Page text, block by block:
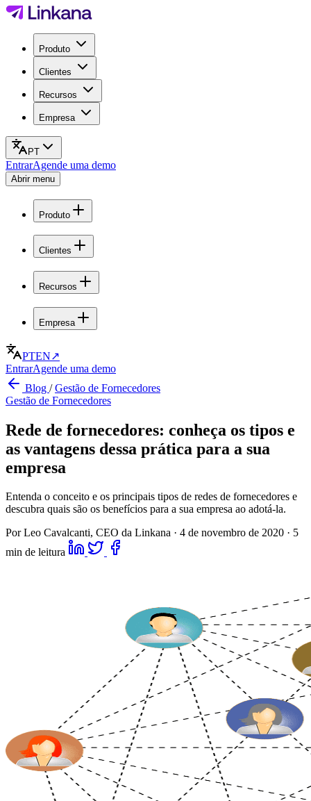
Produto
Clientes
Recursos
Empresa
PT
EntrarAgende uma demo
Abrir menu
Produto
Clientes
Recursos
Empresa
PTEN↗
EntrarAgende uma demo
Blog /Gestão de Fornecedores
Gestão de Fornecedores
Rede de fornecedores: conheça os tipos e
as vantagens dessa prática para a sua
empresa
Entenda o conceito e os principais tipos de redes de fornecedores e
descubra quais são os benefícios para a sua empresa ao adotá-la.
Por Leo Cavalcanti, CEO da Linkana · 4 de novembro de 2020 · 5
min de leitura